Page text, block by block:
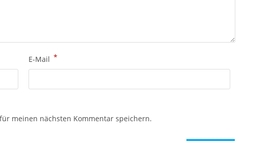
E-Mail *
meinen nächsten Kommentar speichern.